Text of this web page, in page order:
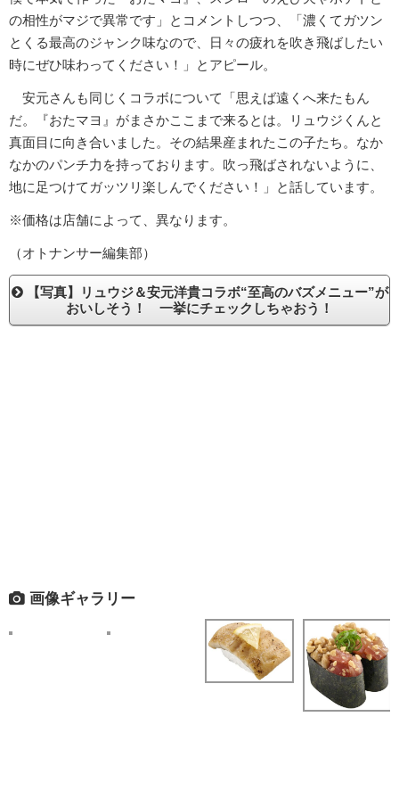
の相性がマジで異常です」とコメントしつつ、「濃くてガツン
とくる最高のジャンク味なので、日々の疲れを吹き飛ばしたい
時にぜひ味わってください！」とアピール。
安元さんも同じくコラボについて「思えば遠くへ来たもん
だ。『おたマヨ』がまさかここまで来るとは。リュウジくんと
真面目に向き合いました。その結果産まれたこの子たち。なか
なかのパンチ力を持っております。吹っ飛ばされないように、
地に足つけてガッツリ楽しんでください！」と話しています。
※価格は店舗によって、異なります。
（オトナンサー編集部）
【写真】リュウジ＆安元洋貴コラボ“至高のバズメニュー”が
おいしそう！ 一挙にチェックしちゃおう！
画像ギャラリー